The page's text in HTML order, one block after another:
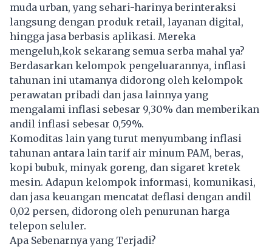
muda urban, yang sehari-harinya berinteraksi
langsung dengan produk retail, layanan digital,
hingga jasa berbasis aplikasi. Mereka
mengeluh,kok sekarang semua serba mahal ya?
Berdasarkan kelompok pengeluarannya, inflasi
tahunan ini utamanya didorong oleh kelompok
perawatan pribadi dan jasa lainnya yang
mengalami inflasi sebesar 9,30% dan memberikan
andil inflasi sebesar 0,59%.
Komoditas lain yang turut menyumbang inflasi
tahunan antara lain tarif air minum PAM, beras,
kopi bubuk, minyak goreng, dan sigaret kretek
mesin. Adapun kelompok informasi, komunikasi,
dan jasa keuangan mencatat deflasi dengan andil
0,02 persen, didorong oleh penurunan harga
telepon seluler.
Apa Sebenarnya yang Terjadi?